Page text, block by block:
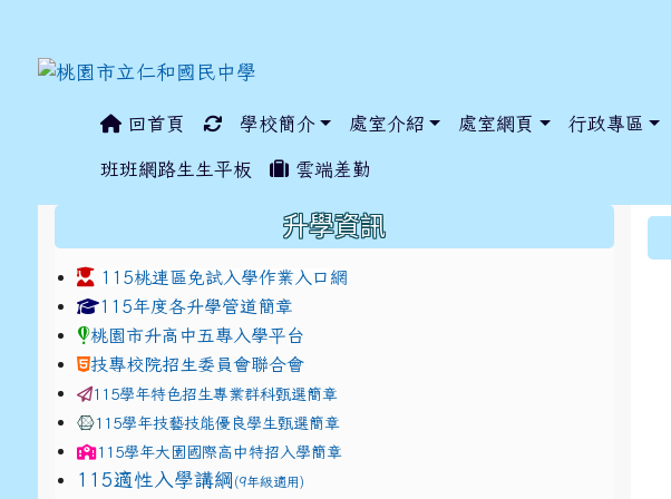
回首頁 學校簡介 處室介紹 處室網頁 行政專區
班班網路生生平板 雲端差勤
升學資訊
115桃連區免試入學作業入口網
link to https://www.jhjhs.tyc.edu.tw/modules/tadnews/
115年度各升學管道簡章link to http://tyc.entry.edu.tw/
link to http://tyc.entry.edu.tw/
桃園市升高中五專入學平台
技專校院招生委員會聯合會
115學年特色招生專業群科甄選簡章
115學年技藝技能優良學生甄選簡章
115學年大園國際高中特招入學簡章
115適性入學講綱 (9年級適用)